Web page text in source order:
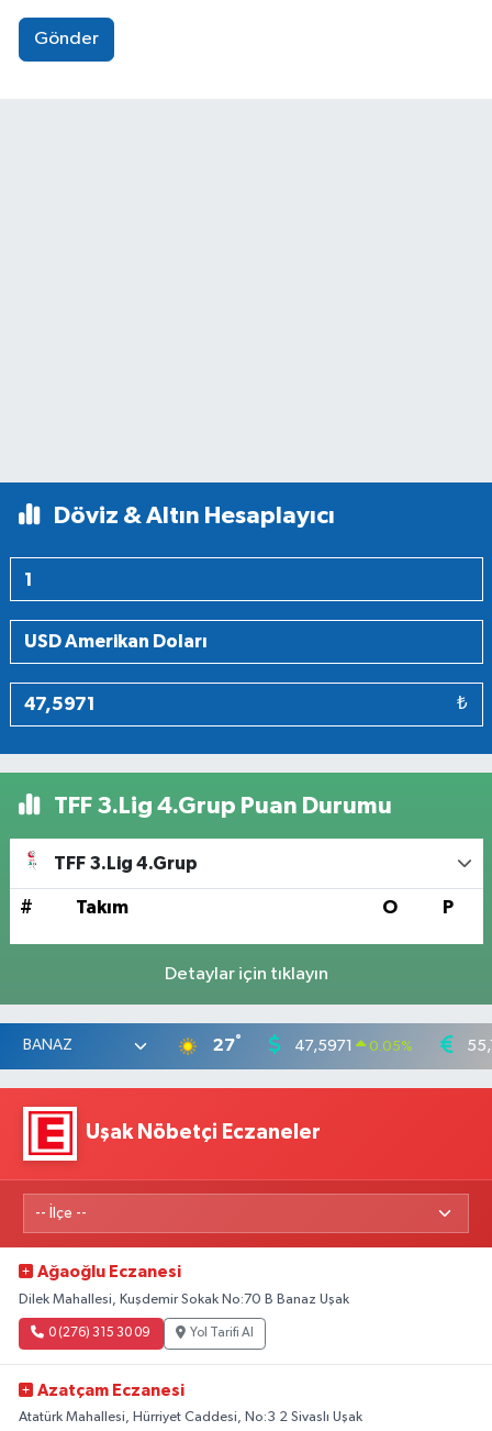
Gönder
Döviz & Altın Hesaplayıcı
₺
TFF 3.Lig 4.Grup Puan Durumu
TFF 3.Lig 4.Grup
# Takım O P
Detaylar için tıklayın
27° 47,5971 0.05%
Uşak Nöbetçi Eczaneler
Ağaoğlu Eczanesi
Dilek Mahallesi, Kuşdemir Sokak No:70 B Banaz Uşak
0 (276) 315 30 09 Yol Tarifi Al
Azatçam Eczanesi
Atatürk Mahallesi, Hürriyet Caddesi, No:3 2 Sivaslı Uşak